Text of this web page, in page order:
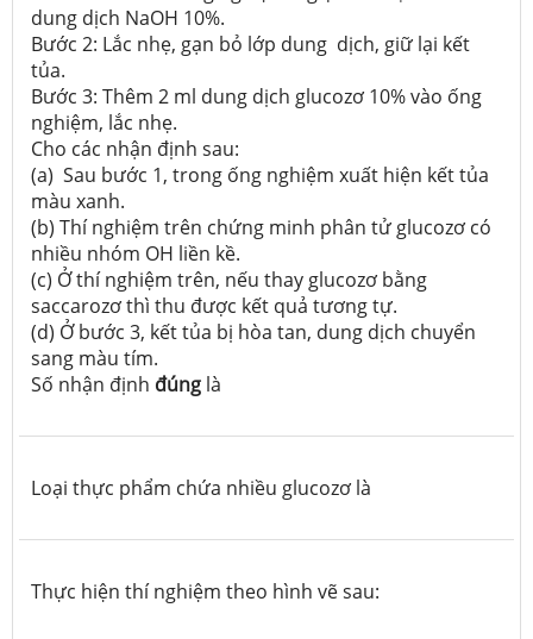
dung dịch NaOH 10%.
Bước 2: Lắc nhẹ, gạn bỏ lớp dung dịch, giữ lại kết
tủa.
Bước 3: Thêm 2 ml dung dịch glucozơ 10% vào ống
nghiệm, lắc nhẹ.
Cho các nhận định sau:
(a) Sau bước 1, trong ống nghiệm xuất hiện kết tủa
màu xanh.
(b) Thí nghiệm trên chứng minh phân tử glucozơ có
nhiều nhóm OH liền kề.
(c) Ở thí nghiệm trên, nếu thay glucozơ bằng
saccarozơ thì thu được kết quả tương tự.
(d) Ở bước 3, kết tủa bị hòa tan, dung dịch chuyển
sang màu tím.
Số nhận định đúng là
Loại thực phẩm chứa nhiều glucozơ là
Thực hiện thí nghiệm theo hình vẽ sau: